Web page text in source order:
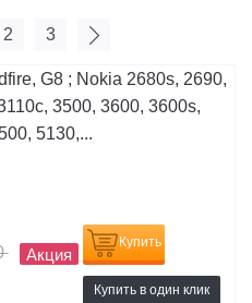
2 3
G8 ; Nokia 2680s, 2690,
3500, 3600, 3600s,
5130,...
Акция
Купить
Купить в один клик